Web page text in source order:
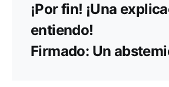
¡Por fin! ¡Una
entiendo!
Firmado: Un